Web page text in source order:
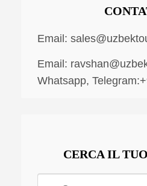
Email:
Email:
Whatsapp,
CERCA IL